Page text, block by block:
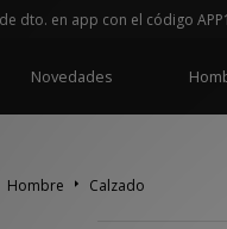
en app con el código APP10
Novedades
Hombre Calzado